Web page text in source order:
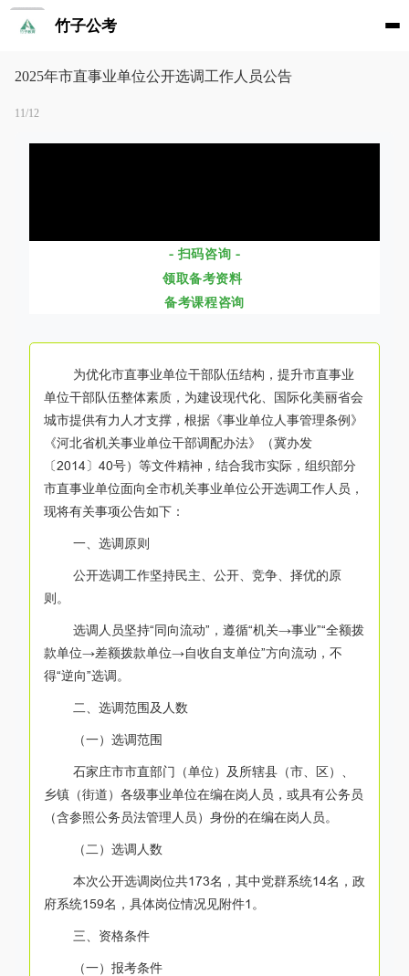
竹子公考
2025年市直事业单位公开选调工作人员公告
11/12
- 扫码咨询 -
领取备考资料
备考课程咨询
为优化市直事业单位干部队伍结构，提升市直事业
单位干部队伍整体素质，为建设现代化、国际化美丽省会
城市提供有力人才支撑，根据《事业单位人事管理条例》
《河北省机关事业单位干部调配办法》（冀办发
〔2014〕40号）等文件精神，结合我市实际，组织部分
市直事业单位面向全市机关事业单位公开选调工作人员，
现将有关事项公告如下：
一、选调原则
公开选调工作坚持民主、公开、竞争、择优的原
则。
选调人员坚持“同向流动”，遵循“机关→事业”“全额拨
款单位→差额拨款单位→自收自支单位”方向流动，不
得“逆向”选调。
二、选调范围及人数
（一）选调范围
石家庄市市直部门（单位）及所辖县（市、区）、
乡镇（街道）各级事业单位在编在岗人员，或具有公务员
（含参照公务员法管理人员）身份的在编在岗人员。
（二）选调人数
本次公开选调岗位共173名，其中党群系统14名，政
府系统159名，具体岗位情况见附件1。
三、资格条件
（一）报考条件